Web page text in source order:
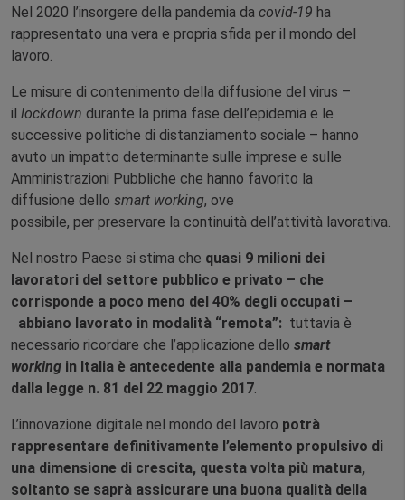
Nel 2020 l’insorgere della pandemia da covid-19 ha
rappresentato una vera e propria sfida per il mondo del
lavoro.
Le misure di contenimento della diffusione del virus –
il lockdown durante la prima fase dell’epidemia e le
successive politiche di distanziamento sociale – hanno
avuto un impatto determinante sulle imprese e sulle
Amministrazioni Pubbliche che hanno favorito la
diffusione dello smart working, ove
possibile, per preservare la continuità dell’attività lavorativa.
Nel nostro Paese si stima che quasi 9 milioni dei
lavoratori del settore pubblico e privato – che
corrisponde a poco meno del 40% degli occupati –
abbiano lavorato in modalità “remota”: tuttavia è
necessario ricordare che l’applicazione dello smart
working in Italia è antecedente alla pandemia e normata
dalla legge n. 81 del 22 maggio 2017.
L’innovazione digitale nel mondo del lavoro potrà
rappresentare definitivamente l’elemento propulsivo di
una dimensione di crescita, questa volta più matura,
soltanto se saprà assicurare una buona qualità della